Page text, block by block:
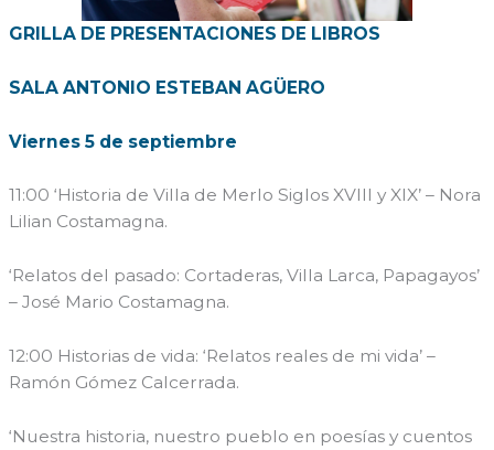
GRILLA DE PRESENTACIONES DE LIBROS
SALA ANTONIO ESTEBAN AGÜERO
Viernes 5 de septiembre
11:00 ‘Historia de Villa de Merlo Siglos XVIII y XIX’ – Nora
Lilian Costamagna.
‘Relatos del pasado: Cortaderas, Villa Larca, Papagayos’
– José Mario Costamagna.
12:00 Historias de vida: ‘Relatos reales de mi vida’ –
Ramón Gómez Calcerrada.
‘Nuestra historia, nuestro pueblo en poesías y cuentos